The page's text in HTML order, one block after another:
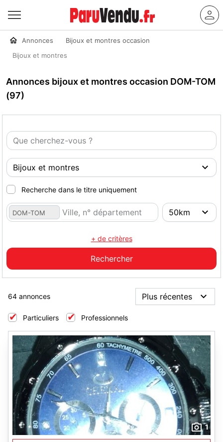
Annonces
Bijoux et montres occasion
Bijoux et montres
Annonces bijoux et montres occasion DOM-TOM
(97)
Recherche dans le titre uniquement
DOM-TOM
+ de critères
64 annonces
Particuliers Professionnels
1